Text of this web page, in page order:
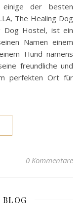
der besten
The Healing Dog
Dog Hostel, ist ein
Namen einem
Hund namens
freundliche und
perfekten Ort für
0 Kommentare